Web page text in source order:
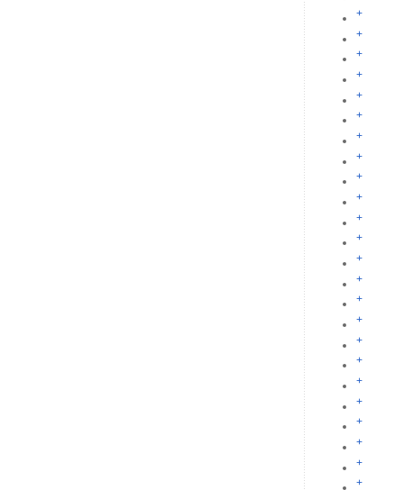
+
+
+
+
+
+
+
+
+
+
+
+
+
+
+
+
+
+
+
+
+
+
+
+